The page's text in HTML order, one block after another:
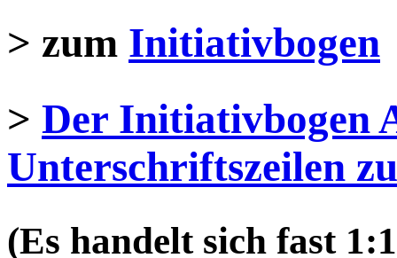
> zum Initiativbogen
> Der Initiativbogen
Unterschriftszeilen
(Es handelt sich fast